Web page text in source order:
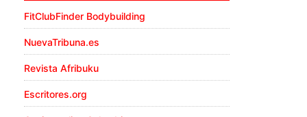
FitClubFinder Bodybuilding
NuevaTribuna.es
Revista Afribuku
Escritores.org